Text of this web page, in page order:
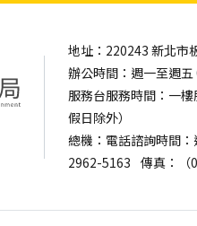
地址：220243 新北市
辦公時間：週一至週五
服務台服務時間：一
假日除外）
總機：電話諮詢時間
2962-5163 傳真：（